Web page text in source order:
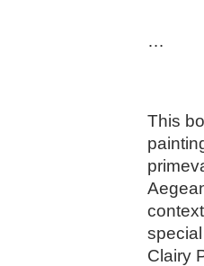
…
This
Clairy